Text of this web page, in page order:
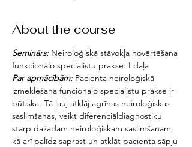
About the course
Seminārs: Neiroloģiskā stāvokļa novērtēšana
funkcionālo speciālistu praksē: I daļa
Par apmācībām: Pacienta neiroloģiskā
izmeklēšana funcionālo speciālistu praksē ir
būtiska. Tā ļauj atklāj agrīnas neiroloģiskas
saslimšanas, veikt diferenciāldiagnostiku
starp dažādām neiroloģiskām saslimšanām,
kā arī palīdz saprast un atklāt pacienta sāpju